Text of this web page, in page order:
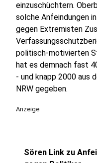
einzuschüchtern.
solche Anfeindungen
gegen Extremisten
politisch-motivierten
hat es demnach fast
- und knapp 2000 aus
NRW gegeben.
Anzeige
Sören Link zu